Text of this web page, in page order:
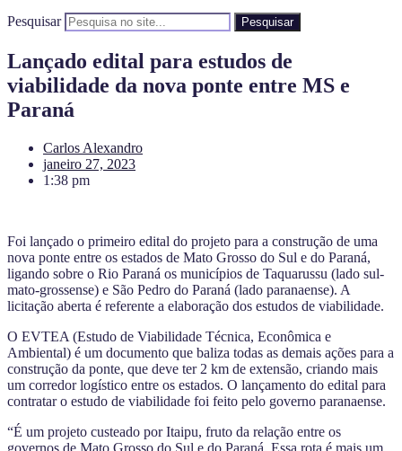
Pesquisar Pesquisar
Lançado edital para estudos de
viabilidade da nova ponte entre MS e
Paraná
Carlos Alexandro
janeiro 27, 2023
1:38 pm
Foi lançado o primeiro edital do projeto para a construção de uma
nova ponte entre os estados de Mato Grosso do Sul e do Paraná,
ligando sobre o Rio Paraná os municípios de Taquarussu (lado sul-
mato-grossense) e São Pedro do Paraná (lado paranaense). A
licitação aberta é referente a elaboração dos estudos de viabilidade.
O EVTEA (Estudo de Viabilidade Técnica, Econômica e
Ambiental) é um documento que baliza todas as demais ações para a
construção da ponte, que deve ter 2 km de extensão, criando mais
um corredor logístico entre os estados. O lançamento do edital para
contratar o estudo de viabilidade foi feito pelo governo paranaense.
“É um projeto custeado por Itaipu, fruto da relação entre os
governos de Mato Grosso do Sul e do Paraná. Essa rota é mais um